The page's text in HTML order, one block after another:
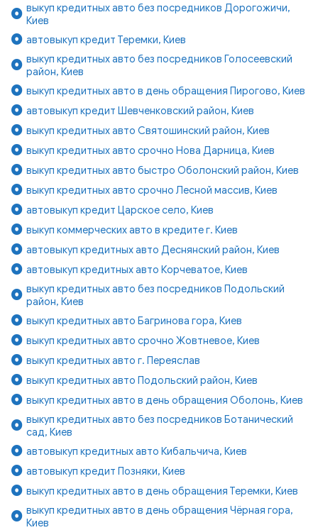
выкуп кредитных авто без посредников Дорогожичи,
Киев
автовыкуп кредит Теремки, Киев
выкуп кредитных авто без посредников Голосеевский
район, Киев
выкуп кредитных авто в день обращения Пирогово, Киев
автовыкуп кредит Шевченковский район, Киев
выкуп кредитных авто Святошинский район, Киев
выкуп кредитных авто срочно Нова Дарница, Киев
выкуп кредитных авто быстро Оболонский район, Киев
выкуп кредитных авто срочно Лесной массив, Киев
автовыкуп кредит Царское село, Киев
выкуп коммерческих авто в кредите г. Киев
автовыкуп кредитных авто Деснянский район, Киев
автовыкуп кредитных авто Корчеватое, Киев
выкуп кредитных авто без посредников Подольский
район, Киев
выкуп кредитных авто Багринова гора, Киев
выкуп кредитных авто срочно Жовтневое, Киев
выкуп кредитных авто г. Переяслав
выкуп кредитных авто Подольский район, Киев
выкуп кредитных авто в день обращения Оболонь, Киев
выкуп кредитных авто без посредников Ботанический
сад, Киев
автовыкуп кредитных авто Кибальчича, Киев
автовыкуп кредит Позняки, Киев
выкуп кредитных авто в день обращения Теремки, Киев
выкуп кредитных авто в день обращения Чёрная гора,
Киев